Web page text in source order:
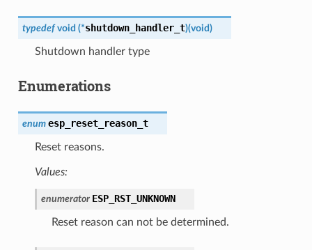
typedef void (*shutdown_handler_t)(void)
Shutdown handler type
Enumerations
enum esp_reset_reason_t
Reset reasons.
Values:
enumerator ESP_RST_UNKNOWN
Reset reason can not be determined.